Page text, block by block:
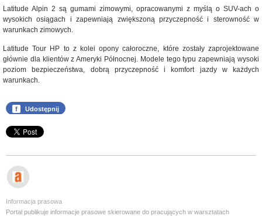
Latitude Alpin 2 są gumami zimowymi, opracowanymi z myślą o SUV-ach o
wysokich osiągach i zapewniają zwiększoną przyczepność i sterowność w
warunkach zimowych.
Latitude Tour HP to z kolei opony całoroczne, które zostały zaprojektowane
głównie dla klientów z Ameryki Północnej. Modele tego typu zapewniają wysoki
poziom bezpieczeństwa, dobrą przyczepność i komfort jazdy w każdych
warunkach.
f Udostępnij
Informacja prasowa
Portal publikuje informacje prasowe skierowane do pracujących w warsztatach